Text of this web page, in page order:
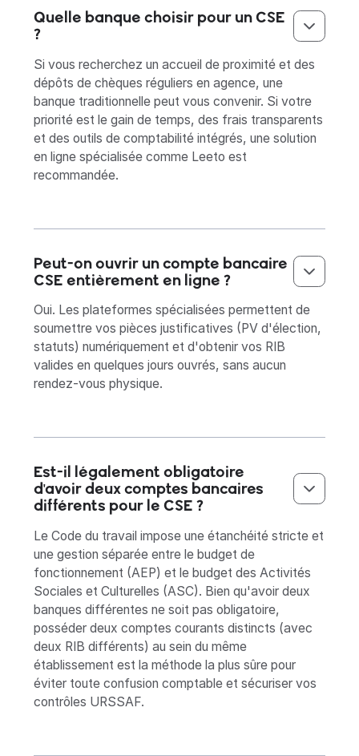
Quelle banque choisir pour un CSE
?
Si vous recherchez un accueil de proximité et des
dépôts de chèques réguliers en agence, une
banque traditionnelle peut vous convenir. Si votre
priorité est le gain de temps, des frais transparents
et des outils de comptabilité intégrés, une solution
en ligne spécialisée comme Leeto est
recommandée.
Peut-on ouvrir un compte bancaire
CSE entièrement en ligne ?
Oui. Les plateformes spécialisées permettent de
soumettre vos pièces justificatives (PV d'élection,
statuts) numériquement et d'obtenir vos RIB
valides en quelques jours ouvrés, sans aucun
rendez-vous physique.
Est-il légalement obligatoire
d'avoir deux comptes bancaires
différents pour le CSE ?
Le Code du travail impose une étanchéité stricte et
une gestion séparée entre le budget de
fonctionnement (AEP) et le budget des Activités
Sociales et Culturelles (ASC). Bien qu'avoir deux
banques différentes ne soit pas obligatoire,
posséder deux comptes courants distincts (avec
deux RIB différents) au sein du même
établissement est la méthode la plus sûre pour
éviter toute confusion comptable et sécuriser vos
contrôles URSSAF.